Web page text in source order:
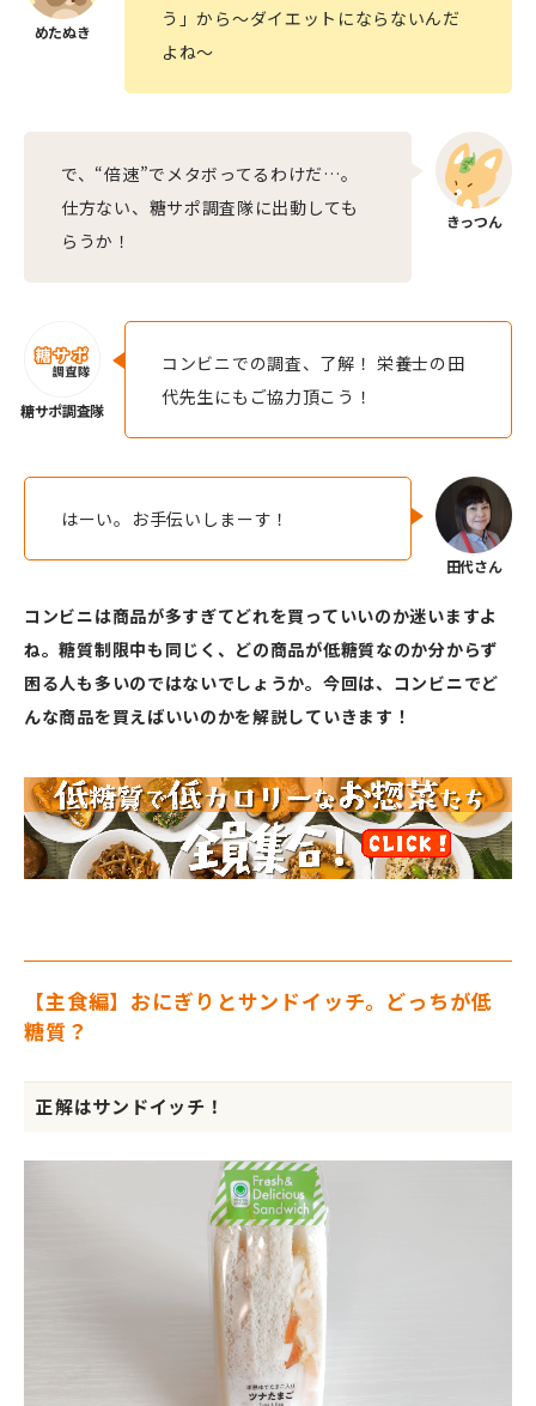
う」から〜ダイエットにならないんだ
よね〜
で、“倍速”でメタボってるわけだ…。
仕方ない、糖サポ調査隊に出動しても
らうか！
コンビニでの調査、了解！ 栄養士の田
代先生にもご協力頂こう！
はーい。お手伝いしまーす！
コンビニは商品が多すぎてどれを買っていいのか迷いますよ
ね。糖質制限中も同じく、どの商品が低糖質なのか分からず
困る人も多いのではないでしょうか。今回は、コンビニでど
んな商品を買えばいいのかを解説していきます！
【主食編】おにぎりとサンドイッチ。どっちが低
糖質？
正解はサンドイッチ！